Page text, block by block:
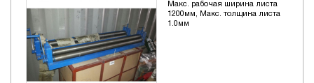
Макс. рабочая ширина листа
1200мм, Макс. толщина листа
1.0мм